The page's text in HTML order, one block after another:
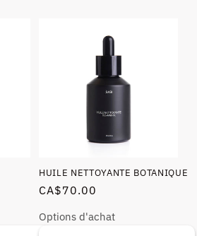
HUILE NETTOYANTE BOTANIQUE
CA$70.00
Options d'achat